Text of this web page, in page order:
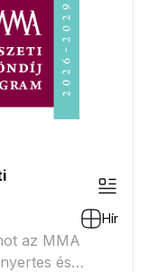
Hír
az MMA
és